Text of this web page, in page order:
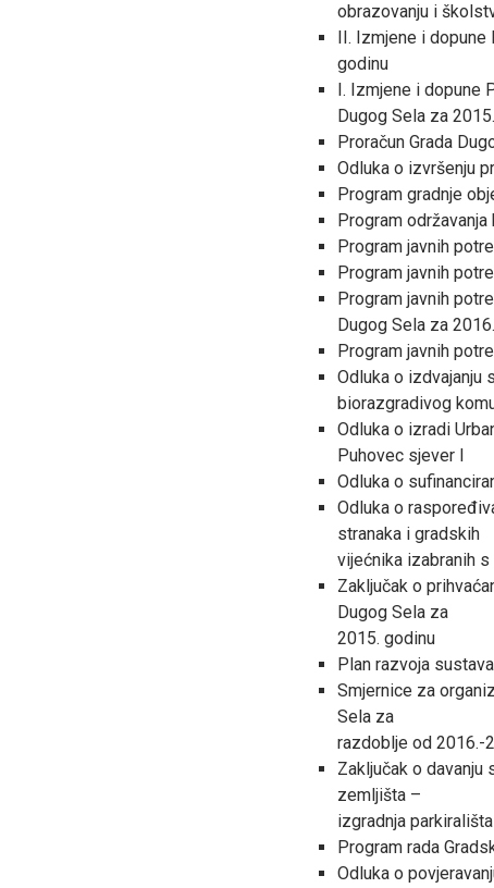
obrazovanju i
II. Izmjene i dopune
godinu
I. Izmjene i dopune
Dugog Sela za
Proračun Grada
Odluka o izvršenju
Program gradnje
Program
Program javnih
Program javnih
Program javnih
Dugog Sela za
Program javnih
Odluka o izdvajanju
biorazgradivog
Odluka o izradi
Puhovec sjever I
Odluka o
Odluka o
stranaka i gradskih
vijećnika izabranih
Zaključak o
Dugog Sela za
2015. godinu
Plan razvoja
Smjernice za
Sela za
razdoblje od 2016.-
Zaključak o
zemljišta –
izgradnja
Program rada
Odluka o